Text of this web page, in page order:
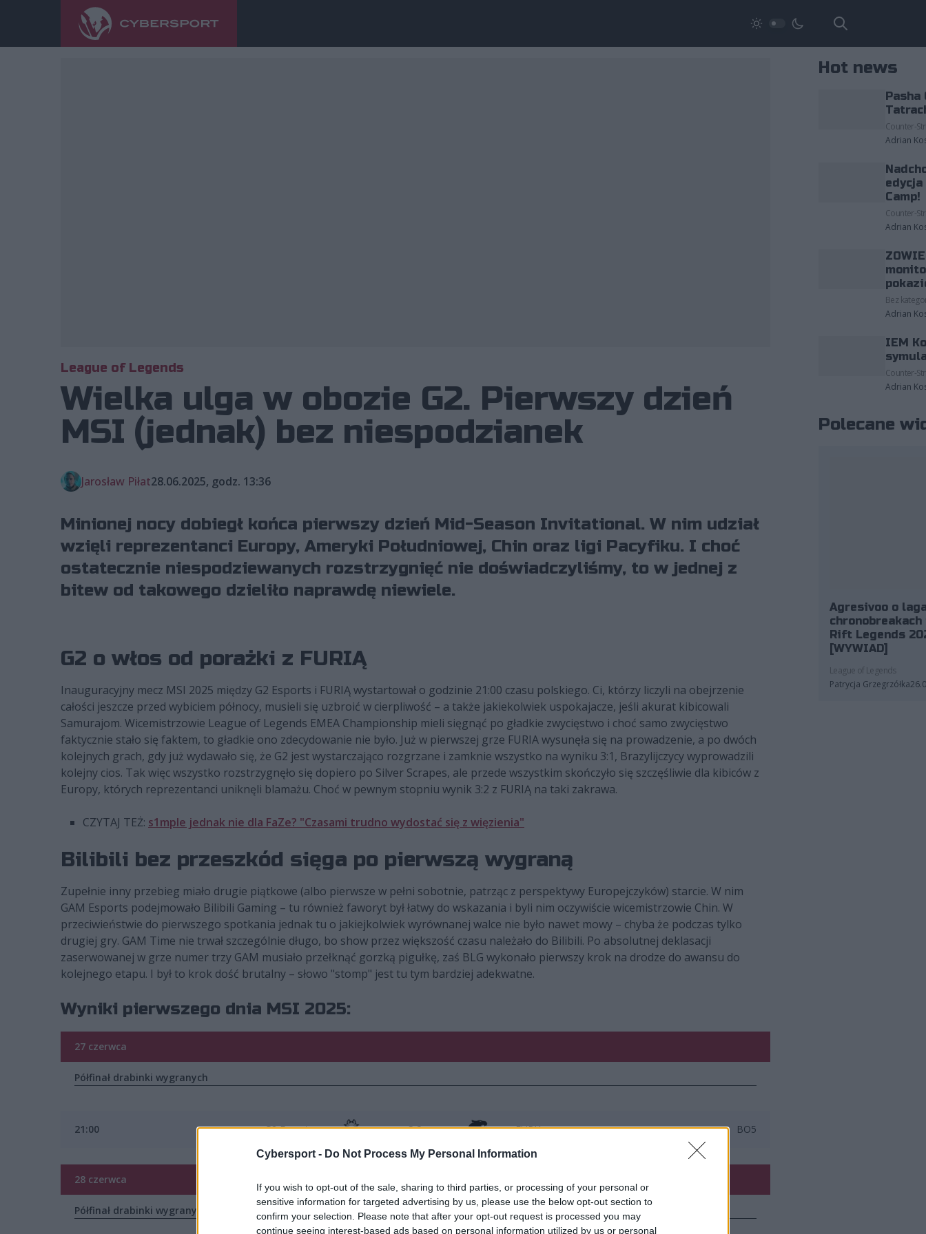
Cybersport - Do Not Process My Personal Information
If you wish to opt-out of the sale, sharing to third parties, or processing of your personal or
sensitive information for targeted advertising by us, please use the below opt-out section to
confirm your selection. Please note that after your opt-out request is processed you may
continue seeing interest-based ads based on personal information utilized by us or personal
League of Legends
Wielka ulga w obozie G2. Pierwszy dzień
MSI (jednak) bez niespodzianek
Jarosław Piłat28.06.2025, godz. 13:36
Minionej nocy dobiegł końca pierwszy dzień Mid-Season Invitational. W nim udział
wzięli reprezentanci Europy, Ameryki Południowej, Chin oraz ligi Pacyfiku. I choć
ostatecznie niespodziewanych rozstrzygnięć nie doświadczyliśmy, to w jednej z
bitew od takowego dzieliło naprawdę niewiele.
G2 o włos od porażki z FURIĄ
Inauguracyjny mecz MSI 2025 między G2 Esports i FURIĄ wystartował o godzinie 21:00 czasu polskiego. Ci, którzy liczyli na obejrzenie
całości jeszcze przed wybiciem północy, musieli się uzbroić w cierpliwość – a także jakiekolwiek uspokajacze, jeśli akurat kibicowali
Samurajom. Wicemistrzowie League of Legends EMEA Championship mieli sięgnąć po gładkie zwycięstwo i choć samo zwycięstwo
faktycznie stało się faktem, to gładkie ono zdecydowanie nie było. Już w pierwszej grze FURIA wysunęła się na prowadzenie, a po dwóch
kolejnych grach, gdy już wydawało się, że G2 jest wystarczająco rozgrzane i zamknie wszystko na wyniku 3:1, Brazylijczycy wyprowadzili
kolejny cios. Tak więc wszystko rozstrzygnęło się dopiero po Silver Scrapes, ale przede wszystkim skończyło się szczęśliwie dla kibiców z
Europy, których reprezentanci uniknęli blamażu. Choć w pewnym stopniu wynik 3:2 z FURIĄ na taki zakrawa.
CZYTAJ TEŻ: s1mple jednak nie dla FaZe? "Czasami trudno wydostać się z więzienia"
Bilibili bez przeszkód sięga po pierwszą wygraną
Zupełnie inny przebieg miało drugie piątkowe (albo pierwsze w pełni sobotnie, patrząc z perspektywy Europejczyków) starcie. W nim
GAM Esports podejmowało Bilibili Gaming – tu również faworyt był łatwy do wskazania i byli nim oczywiście wicemistrzowie Chin. W
przeciwieństwie do pierwszego spotkania jednak tu o jakiejkolwiek wyrównanej walce nie było nawet mowy – chyba że podczas tylko
drugiej gry. GAM Time nie trwał szczególnie długo, bo show przez większość czasu należało do Bilibili. Po absolutnej deklasacji
zaserwowanej w grze numer trzy GAM musiało przełknąć gorzką pigułkę, zaś BLG wykonało pierwszy krok na drodze do awansu do
kolejnego etapu. I był to krok dość brutalny – słowo "stomp" jest tu tym bardziej adekwatne.
Wyniki pierwszego dnia MSI 2025:
27 czerwca
Półfinał drabinki wygranych
21:00 G2 Esports 3:2 FURIA BO5
28 czerwca
Półfinał drabinki wygranych
Hot news
Pasha
Counter-
Adrian
edycja
Camp!
Counter-
Adrian
Bez
Adrian
IEM
Counter-
Adrian
Polecane
Agresivoo o
Rift Legends
[WYWIAD]
League of Legends
Patrycja Grzegrzółka